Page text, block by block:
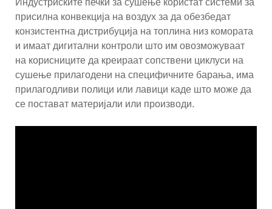
присилна конвекција на воздух за да обезбедат
конзистентна дистрибуција на топлина низ комората
и имаат дигитални контроли што им овозможуваат
на корисниците да креираат сопствени циклуси на
сушење прилагодени на специфичните барања, има
прилагодливи полици или лавици каде што може да
се постават материјали или производи.